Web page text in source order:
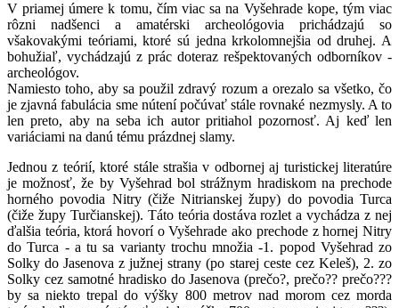
V priamej úmere k tomu, čím viac sa na Vyšehrade kope, tým viac
rôzni nadšenci a amatérski archeológovia prichádzajú so
všakovakými teóriami, ktoré sú jedna krkolomnejšia od druhej. A
bohužiaľ, vychádzajú z prác doteraz rešpektovaných odborníkov -
archeológov.
Namiesto toho, aby sa použil zdravý rozum a orezalo sa všetko, čo
je zjavná fabulácia sme nútení počúvať stále rovnaké nezmysly. A to
len preto, aby na seba ich autor pritiahol pozornosť. Aj keď len
variáciami na danú tému prázdnej slamy.
Jednou z teórií, ktoré stále strašia v odbornej aj turistickej literatúre
je možnosť, že by Vyšehrad bol strážnym hradiskom na prechode
horného povodia Nitry (čiže Nitrianskej župy) do povodia Turca
(čiže župy Turčianskej). Táto teória dostáva rozlet a vychádza z nej
ďalšia teória, ktorá hovorí o Vyšehrade ako prechode z hornej Nitry
do Turca - a tu sa varianty trochu množia -1. popod Vyšehrad zo
Solky do Jasenova z južnej strany (po starej ceste cez Keleš), 2. zo
Solky cez samotné hradisko do Jasenova (prečo?, prečo?? prečo???
by sa niekto trepal do výšky 800 metrov nad morom cez morda